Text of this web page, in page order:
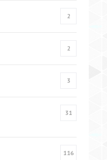
2
2
3
31
116